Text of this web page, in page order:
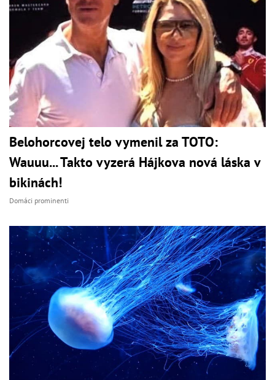
Belohorcovej telo vymenil za TOTO:
Wauuu... Takto vyzerá Hájkova nová láska v
bikinách!
Domáci prominenti